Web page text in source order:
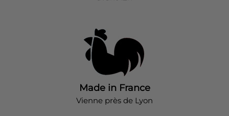
Made in France
Vienne près de Lyon